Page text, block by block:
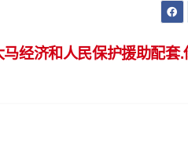
马经济和人民保护援助配套.